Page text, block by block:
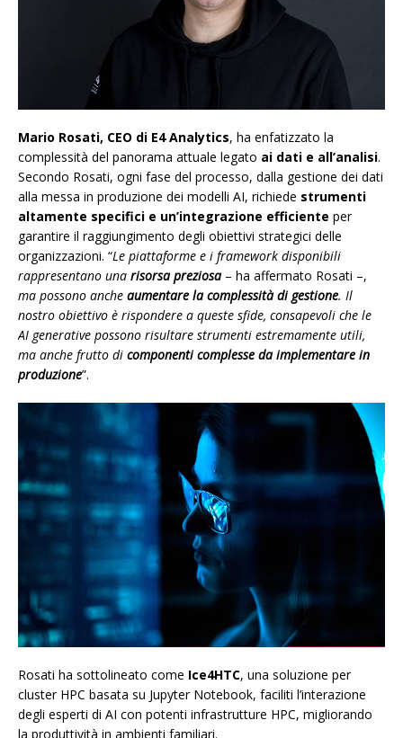
Mario Rosati, CEO di E4 Analytics, ha enfatizzato la
complessità del panorama attuale legato ai dati e all’analisi.
Secondo Rosati, ogni fase del processo, dalla gestione dei dati
alla messa in produzione dei modelli AI, richiede strumenti
altamente specifici e un’integrazione efficiente per
garantire il raggiungimento degli obiettivi strategici delle
organizzazioni. “Le piattaforme e i framework disponibili
rappresentano una risorsa preziosa– ha affermato Rosati –,
ma possono anche aumentare la complessità di gestione. Il
nostro obiettivo è rispondere a queste sfide, consapevoli che le
AI generative possono risultare strumenti estremamente utili,
ma anche frutto di componenti complesse da implementare in
produzione”.
Rosati ha sottolineato come Ice4HTC, una soluzione per
cluster HPC basata su Jupyter Notebook, faciliti l’interazione
degli esperti di AI con potenti infrastrutture HPC, migliorando
la produttività in ambienti familiari.